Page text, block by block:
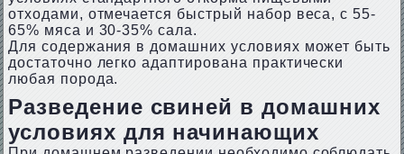
отходами, отмечается быстрый набор веса, с 55-
65% мяса и 30-35% сала.
Для содержания в домашних условиях может быть
достаточно легко адаптирована практически
любая порода.
Разведение свиней в домашних
условиях для начинающих